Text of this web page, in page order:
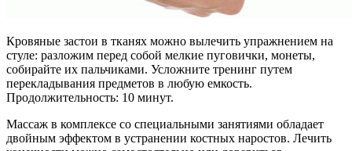
Кровяные застои в тканях можно вылечить упражнением на
стуле: разложим перед собой мелкие пуговички, монеты,
собирайте их пальчиками. Усложните тренинг путем
перекладывания предметов в любую емкость.
Продолжительность: 10 минут.
Массаж в комплексе со специальными занятиями обладает
двойным эффектом в устранении костных наростов. Лечить